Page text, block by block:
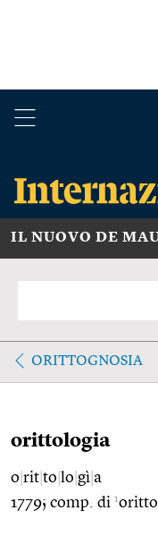
IL NUOVO DE
ORITTOGNOSIA
orittologia
o rit to lo gì a
1779; comp. di 1